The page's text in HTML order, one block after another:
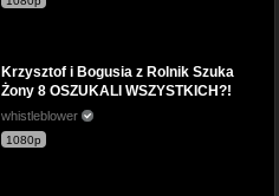
Krzysztof i Bogusia z Rolnik Szuka
Żony 8 OSZUKALI WSZYSTKICH?!
whistleblower
1080p